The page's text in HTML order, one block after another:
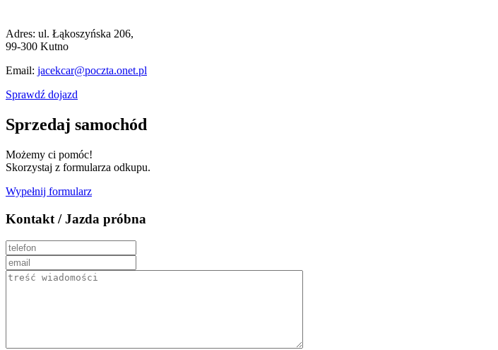
Adres: ul. Łąkoszyńska 206,
99-300 Kutno
Email: jacekcar@poczta.onet.pl
Sprawdź dojazd
Sprzedaj samochód
Możemy ci pomóc!
Skorzystaj z formularza odkupu.
Wypełnij formularz
Kontakt / Jazda próbna